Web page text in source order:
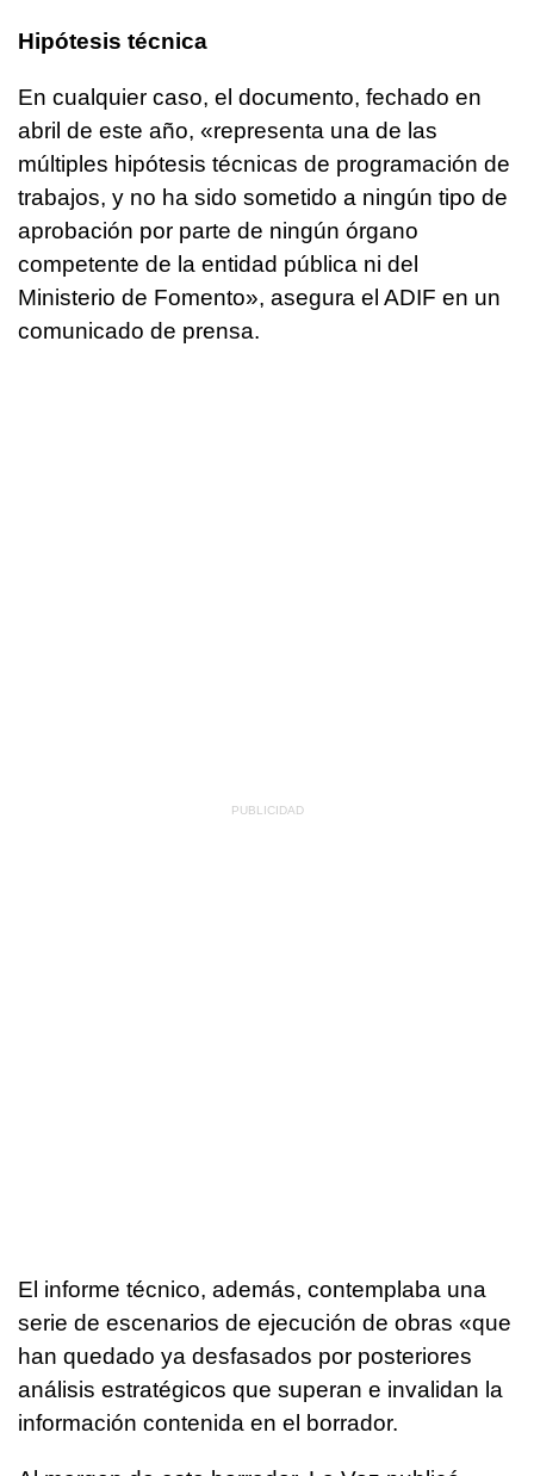
Hipótesis técnica
En cualquier caso, el documento, fechado en
abril de este año, «representa una de las
múltiples hipótesis técnicas de programación de
trabajos, y no ha sido sometido a ningún tipo de
aprobación por parte de ningún órgano
competente de la entidad pública ni del
Ministerio de Fomento», asegura el ADIF en un
comunicado de prensa.
El informe técnico, además, contemplaba una
serie de escenarios de ejecución de obras «que
han quedado ya desfasados por posteriores
análisis estratégicos que superan e invalidan la
información contenida en el borrador.